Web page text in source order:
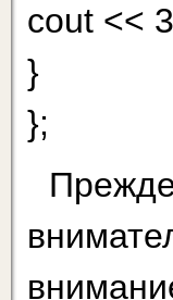
cout <<
}
};